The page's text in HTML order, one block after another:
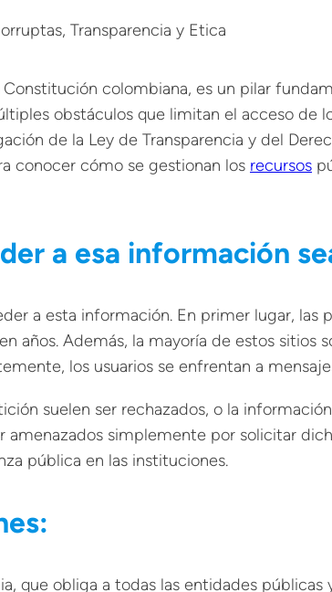
, Transparencia y Etica
colombiana, es un pilar
obstáculos que limitan el acceso de
de la Ley de Transparencia y del
conocer cómo se gestionan los recursos
a esa información
a esta información. En primer lugar,
años. Además, la mayoría de estos
los usuarios se enfrentan a
suelen ser rechazados, o la
amenazados simplemente por solicitar
pública en las instituciones.
que obliga a todas las entidades